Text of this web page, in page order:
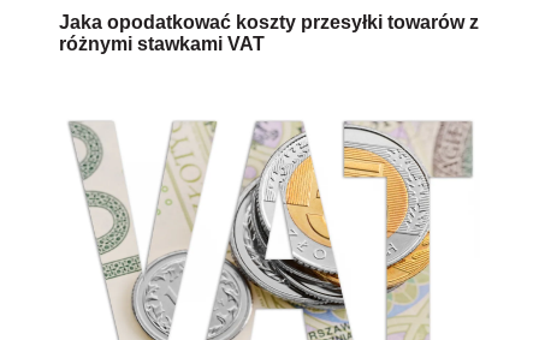
Jaka opodatkować koszty przesyłki towarów z
różnymi stawkami VAT